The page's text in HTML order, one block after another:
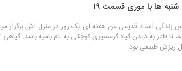
ها با موری قسمت ۱۹
زندگی استاد قدیمی من هفته ای یک روز در منزل اش برگزار
تا قادر به دیدن گیاه گرمسیری کوچکی به نام بامیه باشد.
ریزش طبیعی بود. ...